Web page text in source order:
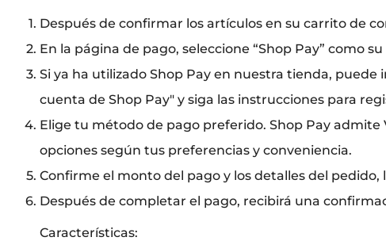
Después de confirmar los artículos en su carrito de
En la página de pago, seleccione “Shop Pay” como
Si ya ha utilizado Shop Pay en nuestra tienda, puede
cuenta de Shop Pay" y siga las instrucciones para
Elige tu método de pago preferido. Shop Pay admite
opciones según tus preferencias y conveniencia.
Confirme el monto del pago y los detalles del
Después de completar el pago, recibirá una
Características: